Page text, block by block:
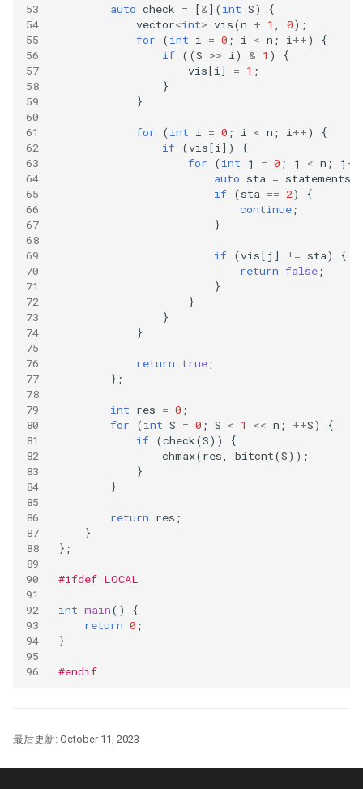
auto check = [&](int S)
{
vector<int> vis(n + 1 0);
for
(int i = 0 ; i < n ; i ++)
{
if ((S >> i ) & 1 )
{
vis[i ] = 1 ;
}
}
for (int i = 0 ; i < n ; i ++)
{
if (vis[i ])
{
for
(int j = 0 ; j < n ; j ++
auto sta = statements
if (sta == 2)
{
continue ;
}
if (vis[ j ] != sta)
{
return false ;
}
}
}
}
return true ;
};
int res = 0 ;
for
(int S = 0 ; S < 1 << n ; ++S)
{
if (check(S))
{
chmax(res bitcnt(S));
}
}
return res ;
}
};
#ifdef LOCAL
int main()
{
return 0 ;
}
#endif
最后更新: October 11, 2023